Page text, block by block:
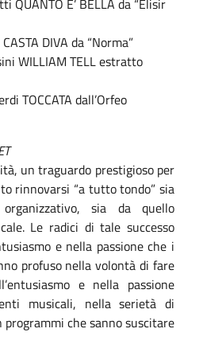
DIVA da “Norma”
WILLIAM TELL estratto
TOCCATA dall’Orfeo
un traguardo prestigioso per
rinnovarsi “a tutto tondo” sia
sia da quello
Le radici di tale successo
e nella passione che i
profuso nella volontà di fare
e nella passione
musicali, nella serietà di
programmi che sanno suscitare